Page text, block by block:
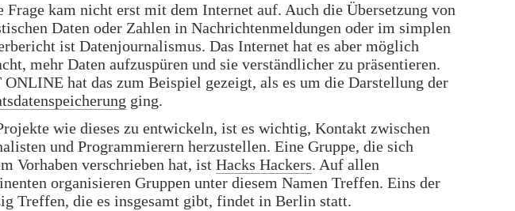
Frage kam nicht erst mit dem Internet auf. Auch die Übersetzung von
Daten oder Zahlen in Nachrichtenmeldungen oder im simplen
ist Datenjournalismus. Das Internet hat es aber möglich
mehr Daten aufzuspüren und sie verständlicher zu präsentieren.
ONLINE hat das zum Beispiel gezeigt, als es um die Darstellung der
ging.
wie dieses zu entwickeln, ist es wichtig, Kontakt zwischen
und Programmierern herzustellen. Eine Gruppe, die sich
Vorhaben verschrieben hat, ist Hacks Hackers. Auf allen
organisieren Gruppen unter diesem Namen Treffen. Eins der
Treffen, die es insgesamt gibt, findet in Berlin statt.